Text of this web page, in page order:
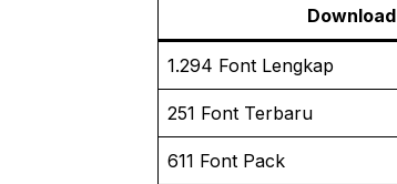
Download
1.294 Font Lengkap
251 Font Terbaru
611 Font Pack